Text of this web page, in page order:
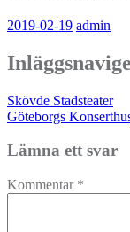
2019-02-19 admin
Skövde Stadsteater
Göteborgs
Lämna ett svar
Kommentar *